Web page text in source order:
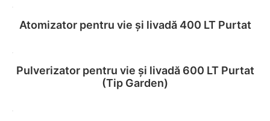
Read more
Atomizator pentru vie și livadă 400 LT Purtat
Read more
Pulverizator pentru vie și livadă 600 LT Purtat
(Tip Garden)